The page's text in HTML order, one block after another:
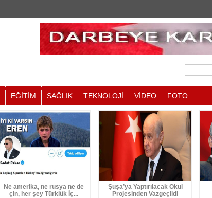
EĞİTİM SAĞLIK TEKNOLOJİ VİDEO FOTO
Ne amerika, ne rusya ne de
çin, her şey Türklük İç...
Şuşa’ya Yaptırılacak Okul
Projesinden Vazgeçildi